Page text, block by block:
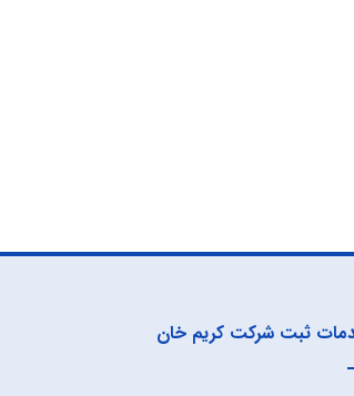
ثبت شرکت کریم خان